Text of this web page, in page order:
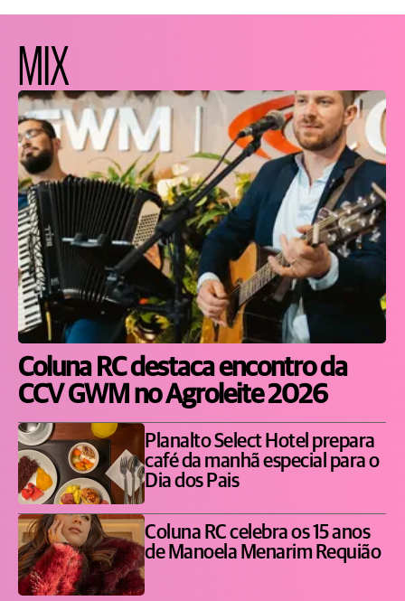
MIX
Coluna RC destaca encontro da
CCV GWM no Agroleite 2026
Planalto Select Hotel prepara
café da manhã especial para o
Dia dos Pais
Coluna RC celebra os 15 anos
de Manoela Menarim Requião